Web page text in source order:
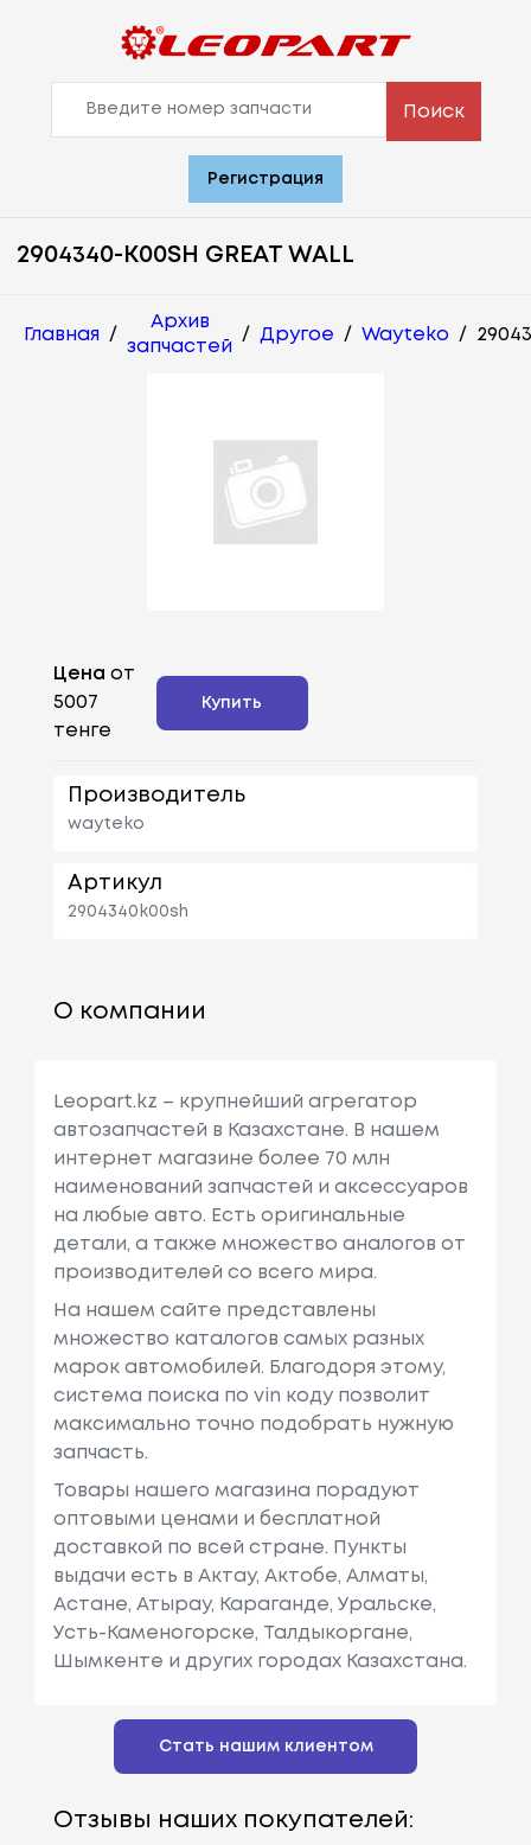
Поиск
Регистрация
2904340-K00SH GREAT WALL
Главная /
Архив
запчастей
/ Другое / Wayteko /
Цена от
5007
тенге
Купить
Производитель
wayteko
Артикул
2904340k00sh
О компании
Leopart.kz – крупнейший агрегатор
автозапчастей в Казахстане. В нашем
интернет магазине более 70 млн
наименований запчастей и аксессуаров
на любые авто. Есть оригинальные
детали, а также множество аналогов от
производителей со всего мира.
На нашем сайте представлены
множество каталогов самых разных
марок автомобилей. Благодоря этому,
система поиска по vin коду позволит
максимально точно подобрать нужную
запчасть.
Товары нашего магазина порадуют
оптовыми ценами и бесплатной
доставкой по всей стране. Пункты
выдачи есть в Актау, Актобе, Алматы,
Астане, Атырау, Караганде, Уральске,
Усть-Каменогорске, Талдыкоргане,
Шымкенте и других городах Казахстана.
Стать нашим клиентом
Отзывы наших покупателей: